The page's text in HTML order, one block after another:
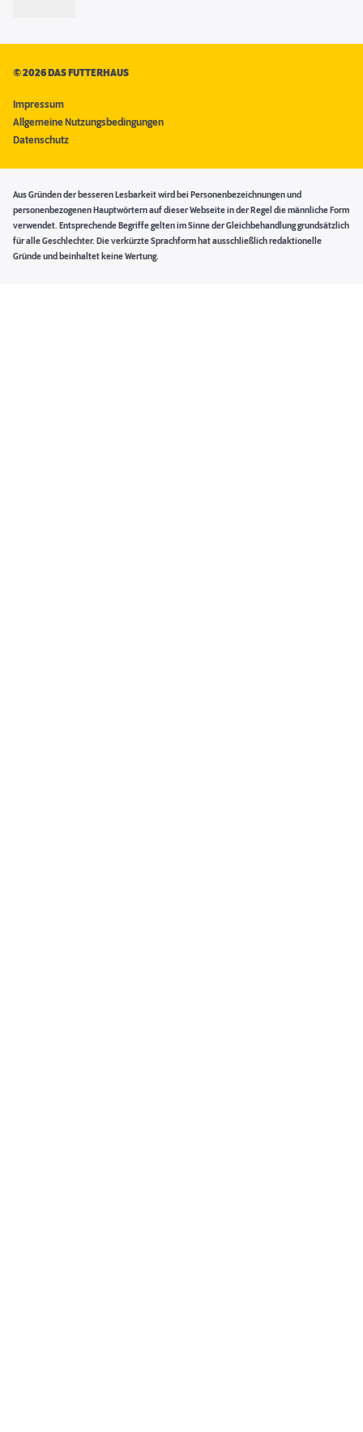
©2026 DAS FUTTERHAUS
Impressum
Allgemeine Nutzungsbedingungen
Datenschutz
Aus Gründen der besseren Lesbarkeit wird bei Personenbezeichnungen und
personenbezogenen Hauptwörtern auf dieser Webseite in der Regel die männliche Form
verwendet. Entsprechende Begriffe gelten im Sinne der Gleichbehandlung grundsätzlich
für alle Geschlechter. Die verkürzte Sprachform hat ausschließlich redaktionelle
Gründe und beinhaltet keine Wertung.